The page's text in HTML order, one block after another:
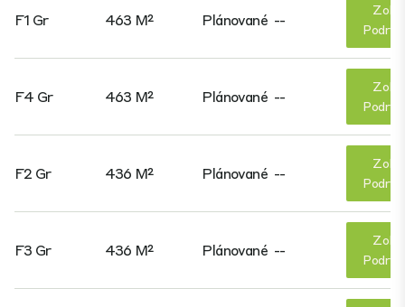
F1 Gr 463 M² Plánované --
F4 Gr 463 M² Plánované --
F2 Gr 436 M² Plánované --
F3 Gr 436 M² Plánované --